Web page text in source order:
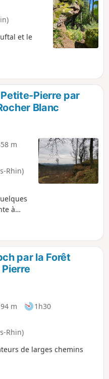
et le
Pierre par
Blanc
m
Rhin)
à
par la Forêt
m
1h30
Rhin)
de larges chemins